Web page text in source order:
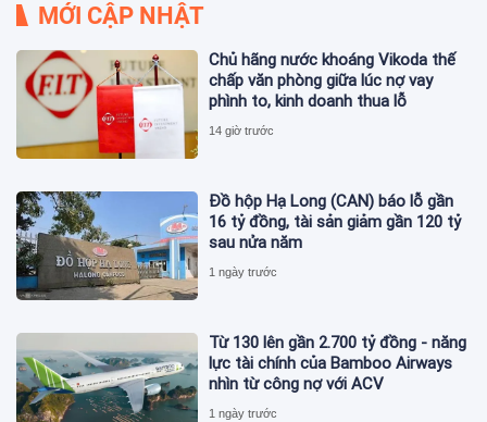
MỚI CẬP NHẬT
Chủ hãng nước khoáng Vikoda thế
chấp văn phòng giữa lúc nợ vay
phình to, kinh doanh thua lỗ
14 giờ trước
Đồ hộp Hạ Long (CAN) báo lỗ gần
16 tỷ đồng, tài sản giảm gần 120 tỷ
sau nửa năm
1 ngày trước
Từ 130 lên gần 2.700 tỷ đồng - năng
lực tài chính của Bamboo Airways
nhìn từ công nợ với ACV
1 ngày trước